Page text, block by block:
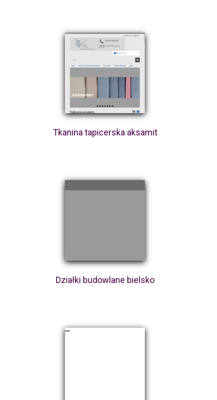
Tkanina tapicerska aksamit
Działki budowlane bielsko